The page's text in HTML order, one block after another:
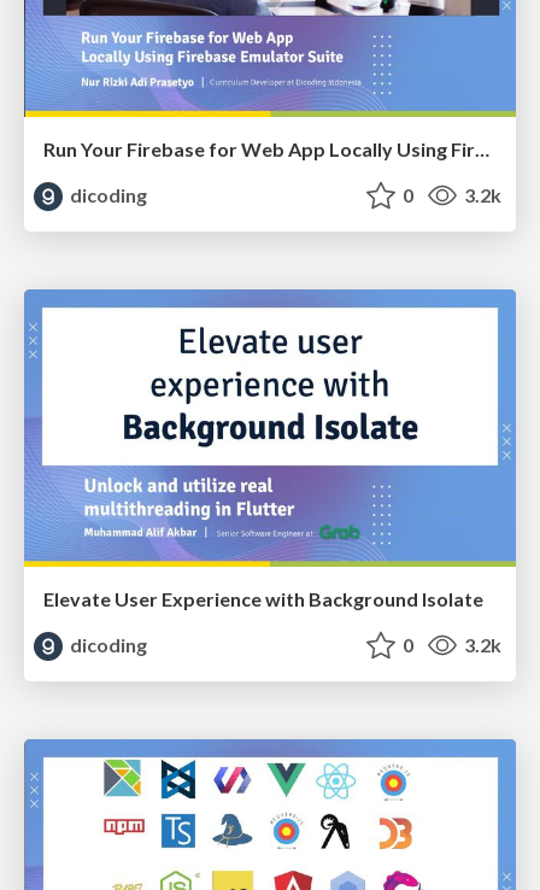
Run Your Firebase for Web App Locally Using Firebase Emulator Suite
dicoding
0 3.2k
Elevate User Experience with Background Isolate
dicoding
0 3.2k